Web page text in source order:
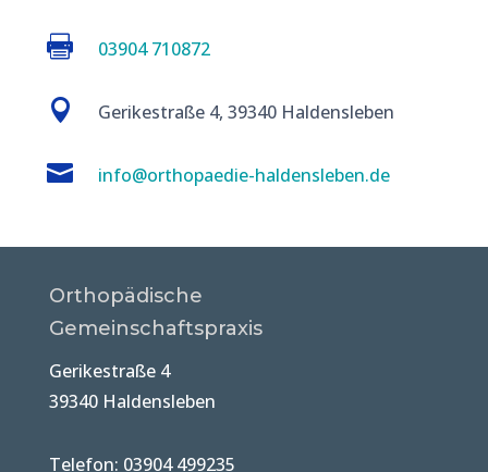
 03904 710872
 Gerikestraße 4, 39340 Haldensleben
 info@orthopaedie-haldensleben.de
Orthopädische
Gemeinschaftspraxis
Gerikestraße 4
39340 Haldensleben
Telefon: 03904 499235